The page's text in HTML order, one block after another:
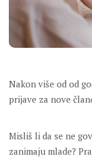
Nakon više od od
prijave za nove
Misliš li da se ne
zanimaju mlade?